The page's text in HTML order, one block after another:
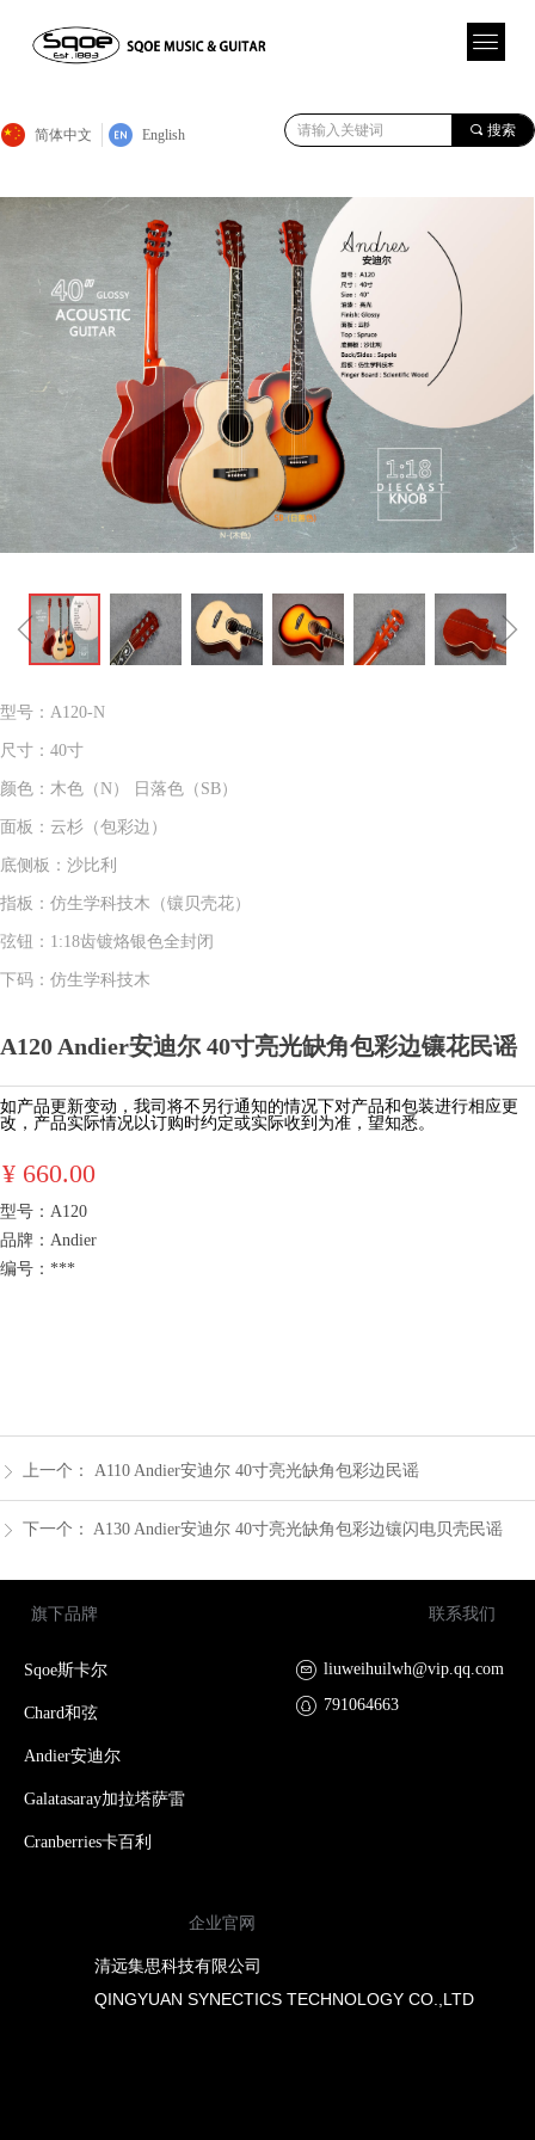
简体中文 English 끠 搜索
ꁆ ꁇ
A120 Andier安迪尔 40寸亮光缺角包彩边镶花民谣
型号：A120-N
尺寸：40寸
颜色：木色（N） 日落色（SB）
面板：云杉（包彩边）
底侧板：沙比利
指板：仿生学科技木（镶贝壳花）
弦钮：1:18齿镀烙银色全封闭
下码：仿生学科技木
ꁕ 上一个： A110 Andier安迪尔 40寸亮光缺角包彩边民谣
ꁕ 下一个： A130 Andier安迪尔 40寸亮光缺角包彩边镶闪电贝壳民谣
型号：A120
品牌：Andier
编号：***
¥ 660.00
如产品更新变动，我司将不另行通知的情况下对产品和包装进行相应更
改， 产品实际情况以订购时约定或实际收到为准，望知悉。
旗下品牌 联系我们
Sqoe斯卡尔
Chard和弦
Andier安迪尔
Galatasaray加拉塔萨雷
Cranberries卡百利
liuweihuilwh@vip.qq.com
791064663
企业官网
清远集思科技有限公司
QINGYUAN SYNECTICS TECHNOLOGY CO.,LTD